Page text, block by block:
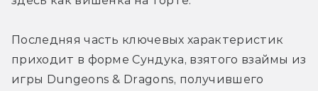
Последняя часть ключевых характеристик
приходит в форме Сундука, взятого взаймы из
игры Dungeons & Dragons, получившего